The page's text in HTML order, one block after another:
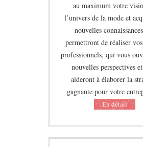
au maximum votre
l’univers de la mode et
nouvelles
permettront de réaliser
professionnels, qui vous
nouvelles perspectives
aideront à élaborer la
gagnante pour votre
Еn détail